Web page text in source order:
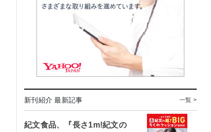
新刊紹介 最新記事 一覧 >
紀文食品、『長さ1m!紀文の